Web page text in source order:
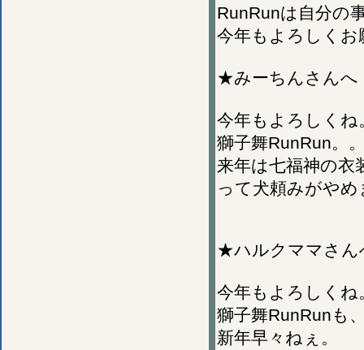
RunRunは自分の
今年もよろしくお
★みーちんさんへ
今年もよろしくね
獅子舞RunRun。
来年は七福神の衣
って犬頼みがやめ
★ハルクママさん
今年もよろしくね
獅子舞RunRunも
新年早々ねぇ。